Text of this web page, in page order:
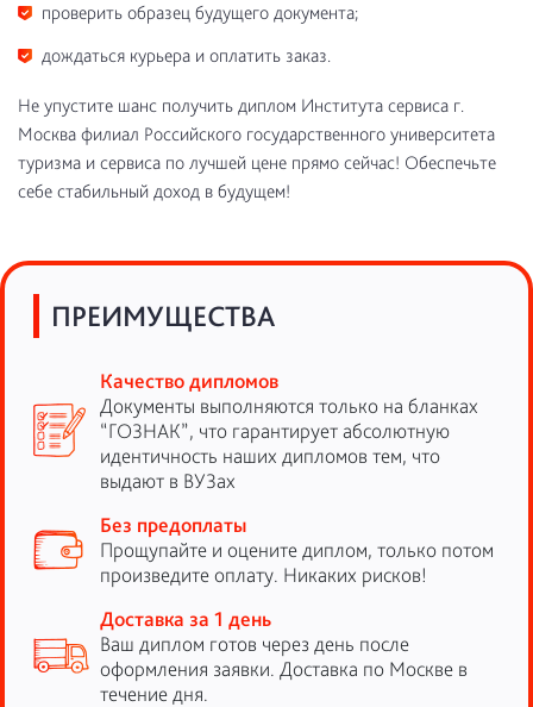
проверить образец будущего документа;
дождаться курьера и оплатить заказ.
Не упустите шанс получить диплом Института сервиса г.
Москва филиал Российского государственного университета
туризма и сервиса по лучшей цене прямо сейчас! Обеспечьте
себе стабильный доход в будущем!
ПРЕИМУЩЕСТВА
Качество дипломов
Документы выполняются только на бланках
“ГОЗНАК”, что гарантирует абсолютную
идентичность наших дипломов тем, что
выдают в ВУЗах
Без предоплаты
Прощупайте и оцените диплом, только потом
произведите оплату. Никаких рисков!
Доставка за 1 день
Ваш диплом готов через день после
оформления заявки. Доставка по Москве в
течение дня.